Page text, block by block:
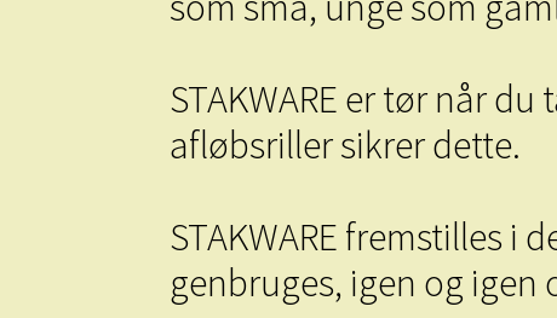
STAKWARE er tør når
afløbsriller sikrer dette.
STAKWARE fremstilles i
genbruges, igen og igen